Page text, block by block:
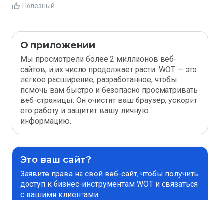
Полезный
О приложении
Мы просмотрели более 2 миллионов веб-
сайтов, и их число продолжает расти. WOT — это
легкое расширение, разработанное, чтобы
помочь вам быстро и безопасно просматривать
веб-страницы. Он очистит ваш браузер, ускорит
его работу и защитит вашу личную
информацию.
Это ваш сайт?
Заявите права на свой веб-сайт, чтобы получить
доступ к бизнес-инструментам WOT и связаться
с вашими клиентами.